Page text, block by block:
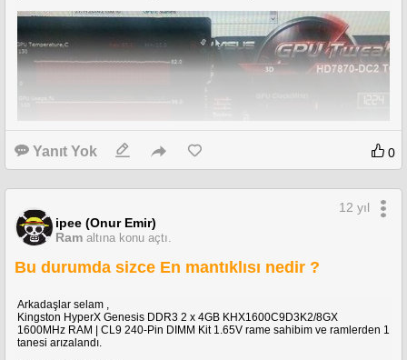
Sizce ekran kartı için yaptığım overclock değerleri tehlikeli mi olmuş.
Fotoğraf Full stabilite test sırasında çekilmiştir .
Yanıt Yok 0
ipee (Onur Emir)
Ram altına konu açtı.
12 yıl
Bu durumda sizce En mantıklısı nedir ?
Arkadaşlar selam ,
Kingston HyperX Genesis DDR3 2 x 4GB KHX1600C9D3K2/8GX
1600MHz RAM | CL9 240-Pin DIMM Kit 1.65V rame sahibim ve ramlerden 1
tanesi arızalandı.